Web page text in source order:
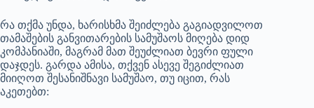
რა თქმა უნდა, ხარისხმა შეიძლება გაგიადვილოთ
თამაშების განვითარების სამუშაოს მიღება დიდ
კომპანიაში, მაგრამ მათ შეუძლიათ ბევრი ფული
დაჯდეს. გარდა ამისა, თქვენ ასევე შეგიძლიათ
მიიღოთ შესანიშნავი სამუშაო, თუ იცით, რას
აკეთებთ: